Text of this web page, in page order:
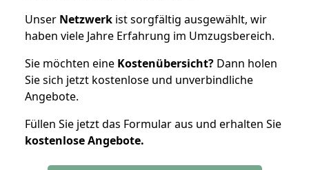
Unser Netzwerk ist sorgfältig ausgewählt, wir
haben viele Jahre Erfahrung im Umzugsbereich.
Sie möchten eine Kostenübersicht? Dann holen
Sie sich jetzt kostenlose und unverbindliche
Angebote.
Füllen Sie jetzt das Formular aus und erhalten Sie
kostenloseAngebote.